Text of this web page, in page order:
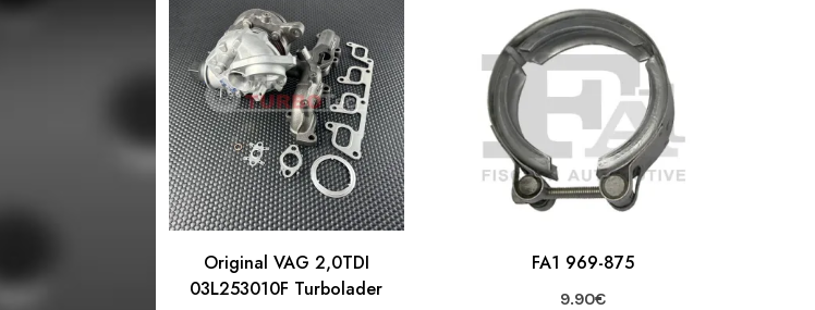
Original VAG 2,0TDI
03L253010F Turbolader
FA1 969-875
9.90€